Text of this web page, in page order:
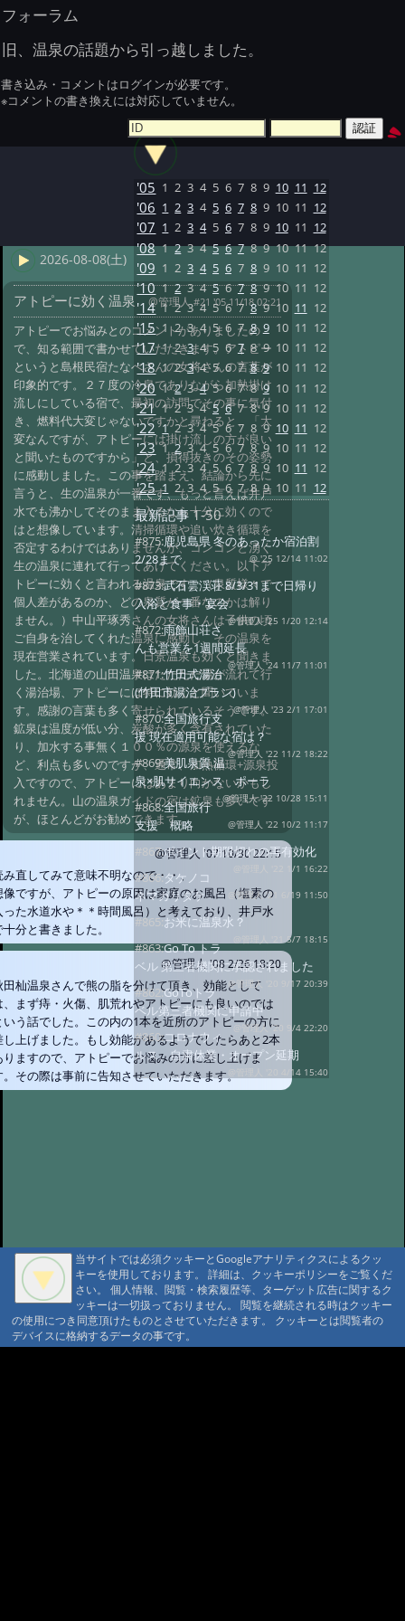
フォーラム
旧、温泉の話題から引っ越しました。
書き込み・コメントはログインが必要です。
※コメントの書き換えには対応していません。
2026-08-08(土)
アトピーに効く温泉 @管理人#21 '05 11/18 02:21
アトピーでお悩みとのコメントがありましたの
で、知る範囲で書かせていただきます。アトピー
というと島根民宿たなべさんの女将さんの言葉が
印象的です。２７度の冷泉でありながら加熱掛け
流しにしている宿で、最初の訪問でその事に気付
き、燃料代大変じゃないですかと尋ねると、「大
変なんですが、アトピーには掛け流しの方が良い
と聞いたものですから」と、損得抜きのその姿勢
に感動しました。この事を踏まえ、結論から先に
言うと、生の温泉が一番です、もっと言えば井戸
水でも沸かしてそのまま入るなら十分に効くので
はと想像しています。清掃循環や追い炊き循環を
否定するわけではありませんが、コンコンと湧く
生の温泉に連れて行ってあげてください。以下ア
トピーに効くと言われる温泉です。（泉質様々で
個人差があるのか、どの泉質が一番なのかは解り
ません。）中山平琢秀さんの女将さんは子供の頃
ご自身を治してくれた温泉に感動し、その温泉を
現在営業されています。日景温泉も効くと聞きま
した。北海道の山田温泉はただただ湯が流れて行
く湯治場、アトピーには特に効くと聞いていま
す。感謝の言葉も多く寄せられているそうです。
鉱泉は温度が低い分、炭酸が多く含有されていた
り、加水する事無く１００％の源泉を使えるな
ど、利点も多いのですが、通常、加熱循環+源泉投
入ですので、アトピーにはあまり向かないかもし
れません。山の温泉ガイドの宿は鉱泉も多いです
が、ほとんどがお勧めできます。
@管理人 '07 10/30 22:15
み直してみて意味不明なので・・、
像ですが、アトピーの原因は家庭のお風呂（塩素の
った水道水や＊＊時間風呂）と考えており、井戸水
十分と書きました。
@管理人'08 2/26 18:20
田杣温泉さんで熊の脂を分けて頂き、効能として
、まず痔・火傷、肌荒れやアトピーにも良いのでは
いう話でした。この内の1本を近所のアトピーの方に
し上げました。もし効能があるようでしたらあと2本
りますので、アトピーでお悩みの方に差し上げま
。その際は事前に告知させていただきます。
'05 1 2 3 4 5 6 7 8 9 10 11 12
'06 1 2 3 4 5 6 7 8 9 10 11 12
'07 1 2 3 4 5 6 7 8 9 10 11 12
'08 1 2 3 4 5 6 7 8 9 10 11 12
'09 1 2 3 4 5 6 7 8 9 10 11 12
'10 1 2 3 4 5 6 7 8 9 10 11 12
'14 1 2 3 4 5 6 7 8 9 10 11 12
'15 1 2 3 4 5 6 7 8 9 10 11 12
'17 1 2 3 4 5 6 7 8 9 10 11 12
'18 1 2 3 4 5 6 7 8 9 10 11 12
'20 1 2 3 4 5 6 7 8 9 10 11 12
'21 1 2 3 4 5 6 7 8 9 10 11 12
'22 1 2 3 4 5 6 7 8 9 10 11 12
'23 1 2 3 4 5 6 7 8 9 10 11 12
'24 1 2 3 4 5 6 7 8 9 10 11 12
'25 1 2 3 4 5 6 7 8 9 10 11 12
最新記事1-50
#875:鹿児島県 冬のあったか宿泊割
2/28まで
@ '25 12/14 11:02
#873:武石雲渓荘 8/3/31まで日帰り
入浴と食事・宴会
@管理人 '25 1/20 12:14
#872:雨飾山荘さ
んも営業を1週間延長
@管理人 '24 11/7 11:01
#871:竹田式湯治
(竹田市湯治プラン)
@管理人 '23 2/1 17:01
#870:全国旅行支
援 現在適用可能な宿は？
@管理人 '22 11/2 18:22
#869:美肌泉質 温
泉×肌サイエンス ポーラ
@管理人 '22 10/28 15:11
#868:全国旅行
支援 概略
@管理人 '22 10/2 11:17
#867:ポイント期限切れの再有効化
@管理人 '22 1/1 16:22
#866:タケノコ
ネマガリダケ
@管理人 '21 6/19 11:50
#865:お米に温泉水？
@管理人 '21 5/7 18:15
#863:Go To トラ
ベル 第三者機関に承認されました
@管理人 '20 9/17 20:39
#862:GoToトラ
ベル第三者機関に申請中
@管理人 '20 9/4 22:20
#860:コロナウィ
ルス、自粛休業・オープン延期
@管理人 '20 4/14 15:40
#859:渋温泉つば
業されないとの事 @管理人 '17 7/7 07:32
#853: 法華院温泉さん 予約受付開
始
@管理人 '17 2/28 22:51
#851:駒の湯温泉が日帰り温泉で復
活します。
@管理人 '15 9/30 11:38
A A
A A A MountAin TRAD
当サイトでは必須クッキーとGoogleアナリティクスによるクッ
キーを使用しております。 詳細は、クッキーポリシーをご覧くだ
さい。 個人情報、閲覧・検索履歴等、ターゲット広告に関するク
ッキーは一切扱っておりません。 閲覧を継続される時はクッキー
の使用につき同意頂けたものとさせていただきます。 クッキーとは閲覧者の
デバイスに格納するデータの事です。